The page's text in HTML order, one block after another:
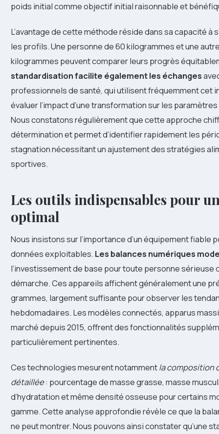
poids initial comme objectif initial raisonnable et
L’avantage de cette méthode réside dans sa capacité à
les profils. Une personne de 60 kilogrammes et une
kilogrammes peuvent comparer leurs progrès
standardisation facilite également les échanges
professionnels de santé, qui utilisent fréquemment cet
évaluer l’impact d’une transformation sur les
Nous constatons régulièrement que cette approche
détermination et permet d’identifier rapidement les
stagnation nécessitant un ajustement des stratégies
sportives.
Les outils indispensables pour
optimal
Nous insistons sur l’importance d’un équipement fiable
données exploitables. Les balances numériques
l’investissement de base pour toute personne sérieuse
démarche. Ces appareils affichent généralement une
grammes, largement suffisante pour observer les
hebdomadaires. Les modèles connectés, apparus
marché depuis 2015, offrent des fonctionnalités
particulièrement pertinentes.
Ces technologies mesurent notammentla composition
détaillée: pourcentage de masse grasse, masse
d’hydratation et même densité osseuse pour certains
gamme. Cette analyse approfondie révèle ce que la
ne peut montrer. Nous pouvons ainsi constater qu’une